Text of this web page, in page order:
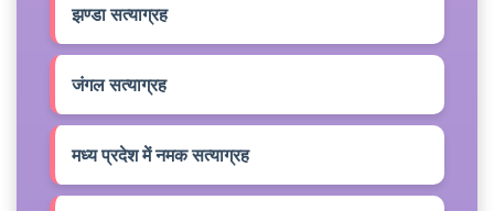
झण्डा सत्याग्रह
जंगल सत्याग्रह
मध्य प्रदेश में नमक सत्याग्रह